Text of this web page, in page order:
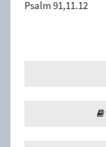
Psalm 91,11.12